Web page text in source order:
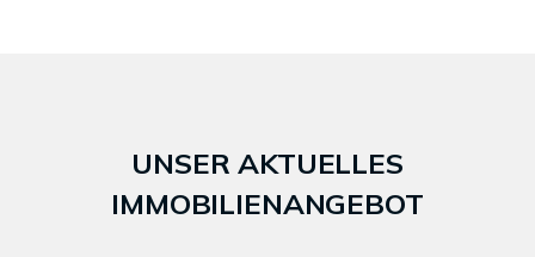
UNSER AKTUELLES
IMMOBILIENANGEBOT